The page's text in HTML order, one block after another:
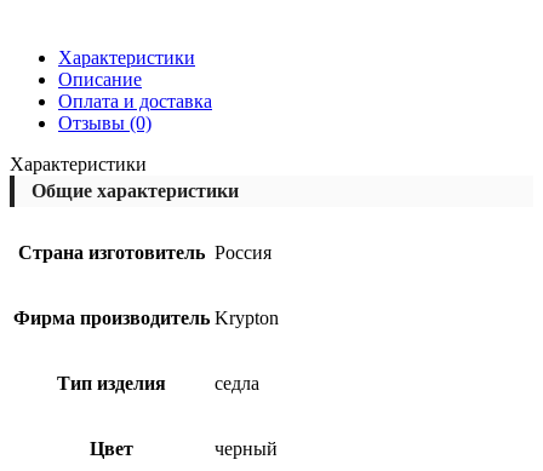
Характеристики
Описание
Оплата и доставка
Отзывы (0)
Характеристики
Общие характеристики
Страна изготовитель Россия
Фирма производитель Krypton
Тип изделия седла
Цвет черный